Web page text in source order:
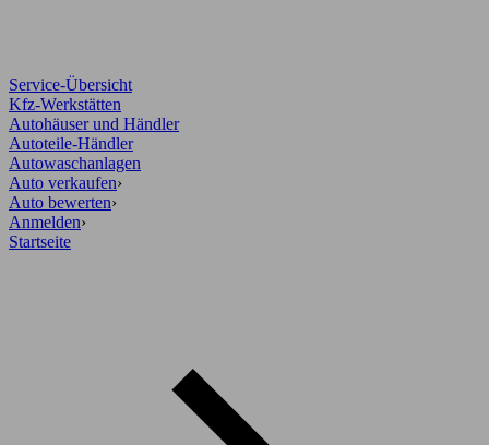
Service-Übersicht
Kfz-Werkstätten
Autohäuser und Händler
Autoteile-Händler
Autowaschanlagen
Auto verkaufen›
Auto bewerten›
Anmelden›
Startseite